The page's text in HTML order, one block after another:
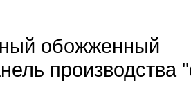
обожженный
производства